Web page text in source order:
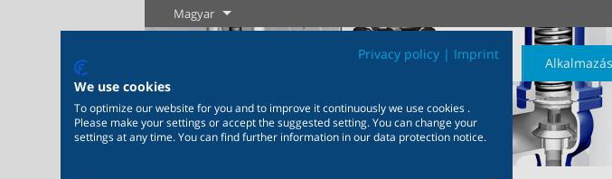
Magyar
Termékkalógus
Privacy policy | Imprint
We use cookies
To optimize our website for you and to improve it continuously we use cookies .
Please make your settings or accept the suggested setting. You can change your
settings at any time. You can find further information in our data protection notice.